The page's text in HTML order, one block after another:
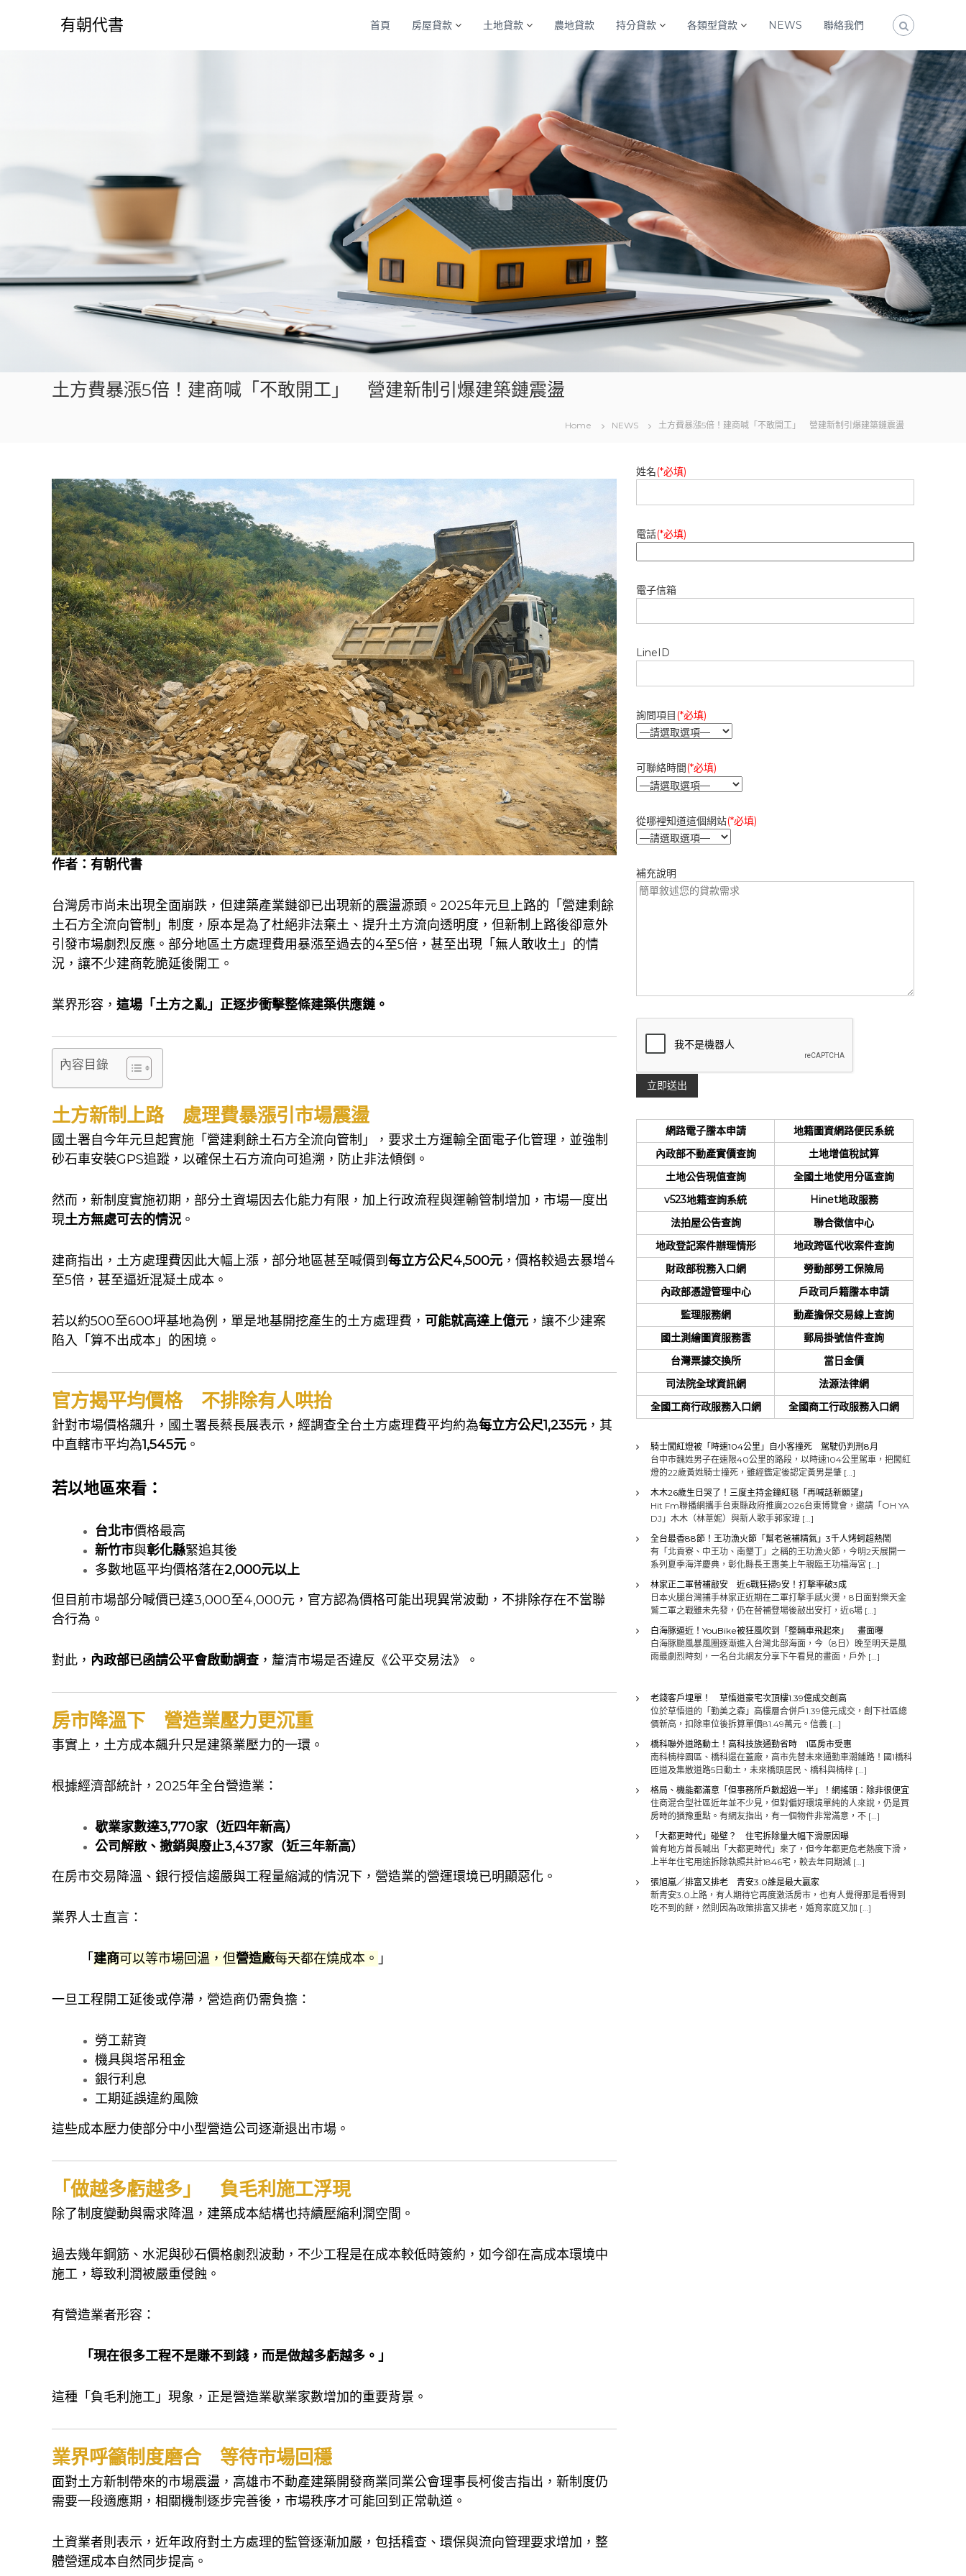
有朝代書 首頁 房屋貸款 土地貸款 農地貸款 持分貸款 各類型貸款 NEWS 聯絡我們
土方費暴漲5倍！建商喊「不敢開工」 營建新制引爆建築鏈震盪
Home NEWS 土方費暴漲5倍！建商喊「不敢開工」 營建新制引爆建築鏈震盪
作者： 有朝代書
台灣房市尚未出現全面崩跌，但建築產業鏈卻已出現新的震盪源頭。2025年元旦上路的「營建剩餘
土石方全流向管制」制度，原本是為了杜絕非法棄土、提升土方流向透明度，但新制上路後卻意外
引發市場劇烈反應。部分地區土方處理費用暴漲至過去的4至5倍，甚至出現「無人敢收土」的情
況，讓不少建商乾脆延後開工。
業界形容， 這場「土方之亂」正逐步衝擊整條建築供應鏈。
內容目錄
土方新制上路 處理費暴漲引市場震盪
國土署自今年元旦起實施「營建剩餘土石方全流向管制」，要求土方運輸全面電子化管理，並強制
砂石車安裝GPS追蹤，以確保土石方流向可追溯，防止非法傾倒。
然而，新制度實施初期，部分土資場因去化能力有限，加上行政流程與運輸管制增加，市場一度出
現土方無處可去的情況 。
建商指出，土方處理費因此大幅上漲，部分地區甚至喊價到 每立方公尺4,500元 ，價格較過去暴增4
至5倍，甚至逼近混凝土成本。
若以約500至600坪基地為例，單是地基開挖產生的土方處理費， 可能就高達上億元 ，讓不少建案
陷入「算不出成本」的困境。
官方揭平均價格 不排除有人哄抬
針對市場價格飆升，國土署長蔡長展表示，經調查全台土方處理費平均約為每立方公尺1,235元 ，其
中直轄市平均為1,545元 。
若以地區來看：
台北市價格最高
新竹市與彰化縣緊追其後
多數地區平均價格落在2,000元以上
但目前市場部分喊價已達3,000至4,000元，官方認為價格可能出現異常波動，不排除存在不當聯
合行為。
對此， 內政部已函請公平會啟動調查 ，釐清市場是否違反《公平交易法》。
房市降溫下 營造業壓力更沉重
事實上，土方成本飆升只是建築業壓力的一環。
根據經濟部統計，2025年全台營造業：
歇業家數達3,770家（近四年新高）
公司解散、撤銷與廢止3,437家（近三年新高）
在房市交易降溫、銀行授信趨嚴與工程量縮減的情況下，營造業的營運環境已明顯惡化。
業界人士直言：
「 建商可以等市場回溫，但營造廠每天都在燒成本。 」
一旦工程開工延後或停滯，營造商仍需負擔：
勞工薪資
機具與塔吊租金
銀行利息
工期延誤違約風險
這些成本壓力使部分中小型營造公司逐漸退出市場。
「做越多虧越多」 負毛利施工浮現
除了制度變動與需求降溫，建築成本結構也持續壓縮利潤空間。
過去幾年鋼筋、水泥與砂石價格劇烈波動，不少工程是在成本較低時簽約，如今卻在高成本環境中
施工，導致利潤被嚴重侵蝕。
有營造業者形容：
「現在很多工程不是賺不到錢，而是做越多虧越多。」
這種「負毛利施工」現象，正是營造業歇業家數增加的重要背景。
業界呼籲制度磨合 等待市場回穩
面對土方新制帶來的市場震盪，高雄市不動產建築開發商業同業公會理事長柯俊吉指出，新制度仍
需要一段適應期，相關機制逐步完善後，市場秩序才可能回到正常軌道。
土資業者則表示，近年政府對土方處理的監管逐漸加嚴，包括稽查、環保與流向管理要求增加，整
體營運成本自然同步提高。
姓名(*必填)
電話(*必填)
電子信箱
LineID
詢問項目 (*必填)
可聯絡時間 (*必填)
從哪裡知道這個網站(*必填)
補充說明
網路電子謄本申請
地籍圖資網路便民系統
內政部不動產實價查詢
土地增值稅試算
土地公告現值查詢
全國土地使用分區查詢
v523地籍查詢系統
Hinet地政服務
法拍屋公告查詢
聯合徵信中心
地政登記案件辦理情形
地政跨區代收案件查詢
財政部稅務入口網
勞動部勞工保險局
內政部憑證管理中心
戶政司戶籍謄本申請
監理服務網
動產擔保交易線上查詢
國土測繪圖資服務雲
郵局掛號信件查詢
台灣票據交換所
當日金價
司法院全球資訊網
法源法律網
全國工商行政服務入口網
全國商工行政服務入口網
騎士闖紅燈被「時速104公里」自小客撞死 駕駛仍判刑8月
台中市魏姓男子在速限40公里的路段，以時速104公里駕車，把闖紅
燈的22歲黃姓騎士撞死，雖經鑑定後認定黃男是肇 […]
木木26歲生日哭了！三度主持金鐘紅毯「再喊話新願望」
Hit Fm聯播網攜手台東縣政府推廣2026台東博覽會，邀請「OH YA
DJ」木木（林葦妮）與新人歌手郭家瑋 […]
全台最香88節！王功漁火節「幫老爸補精氣」3千人烤蚵超熱鬧
有「北貢寮、中王功、南墾丁」之稱的王功漁火節，今明2天展開一
系列夏季海洋慶典，彰化縣長王惠美上午親臨王功福海宮 […]
林家正二軍替補敲安 近6戰狂掃9安！打擊率破3成
日本火腿台灣捕手林家正近期在二軍打擊手感火燙，8日面對樂天金
鷲二軍之戰雖未先發，仍在替補登場後敲出安打，近6場 […]
白海豚逼近！YouBike被狂風吹到「整輛車飛起來」 畫面曝
白海豚颱風暴風圈逐漸進入台灣北部海面，今（8日）晚至明天是風
雨最劇烈時刻，一名台北網友分享下午看見的畫面，戶外 […]
老錢客戶埋單！ 草悟道豪宅次頂樓1.39億成交創高
位於草悟道的「勤美之森」高樓層合併戶1.39億元成交，創下社區總
價新高，扣除車位後拆算單價81.49萬元。信義 […]
橋科聯外道路動土！高科技族通勤省時 1區房市受惠
南科楠梓園區、橋科還在蓋廠，高市先替未來通勤車潮鋪路！國1橋科
匝道及集散道路5日動土，未來橋頭居民、橋科與楠梓 […]
格局、機能都滿意「但事務所戶數超過一半」！網搖頭：除非很便宜
住商混合型社區近年並不少見，但對偏好環境單純的人來說，仍是買
房時的猶豫重點。有網友指出，有一個物件非常滿意，不 […]
「大都更時代」碰壁？ 住宅拆除量大幅下滑原因曝
曾有地方首長喊出「大都更時代」來了，但今年都更危老熱度下滑，
上半年住宅用途拆除執照共計1846宅，較去年同期減 […]
張旭嵐／排富又排老 青安3.0誰是最大贏家
新青安3.0上路，有人期待它再度激活房市，也有人覺得那是看得到
吃不到的餅，然則因為政策排富又排老，婚育家庭又加 […]